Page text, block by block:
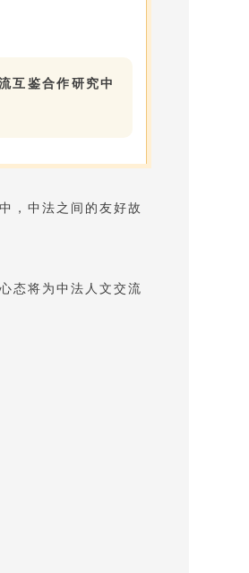
互鉴合作研究中
，中法之间的友好故
态将为中法人文交流